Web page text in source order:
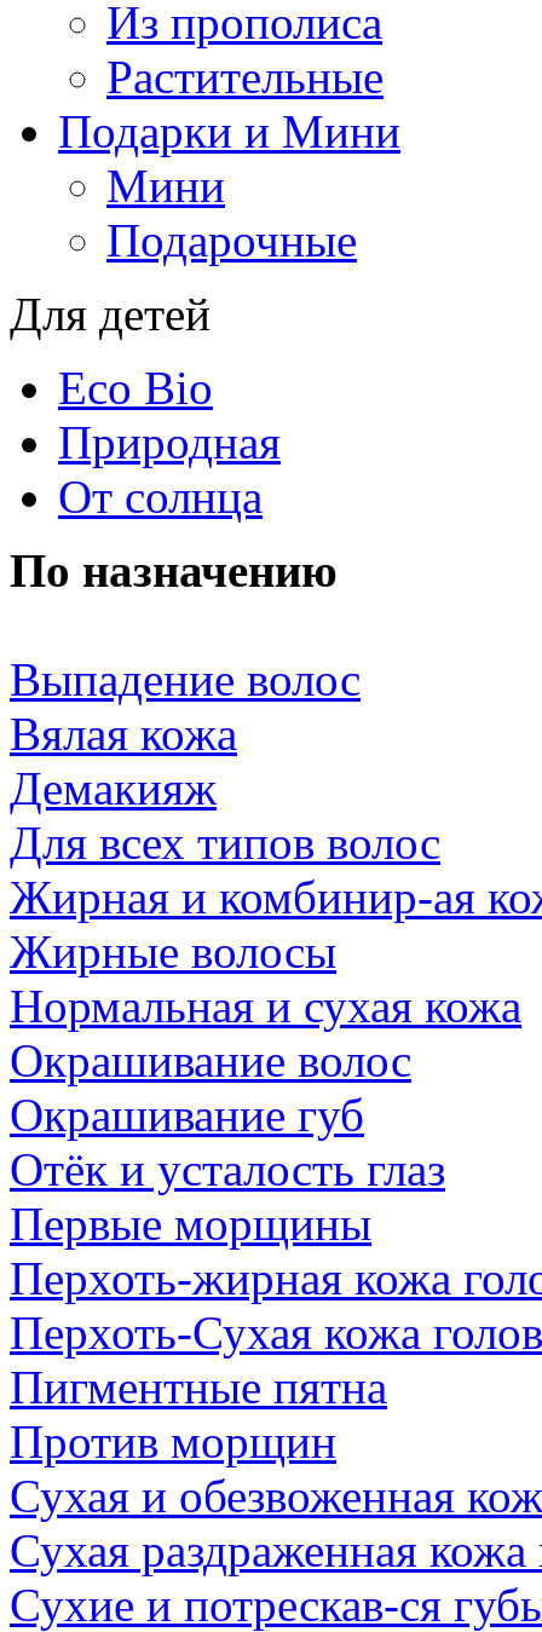
Из прополиса
Растительные
Подарки и Мини
Мини
Подарочные
Для детей
Eco Bio
Природная
От солнца
По назначению
Выпадение волос
Вялая кожа
Демакияж
Для всех типов волос
Жирная и комбинир-ая
Жирные волосы
Нормальная и сухая кожа
Окрашивание волос
Окрашивание губ
Отёк и усталость глаз
Первые морщины
Перхоть-жирная кожа
Перхоть-Сухая кожа
Пигментные пятна
Против морщин
Сухая и обезвоженная
Сухая раздраженная кожа
Сухие и потрескав-ся